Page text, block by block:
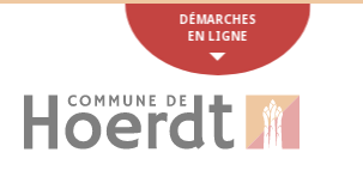
DÉMARCHES
EN LIGNE
Cookies management panel